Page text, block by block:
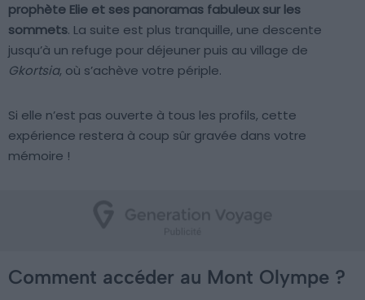
prophète Elie et ses panoramas fabuleux sur les
sommets. La suite est plus tranquille, une descente
jusqu’à un refuge pour déjeuner puis au village de
Gkortsia, où s’achève votre périple.
Si elle n’est pas ouverte à tous les profils, cette
expérience restera à coup sûr gravée dans votre
mémoire !
Comment accéder au Mont Olympe ?